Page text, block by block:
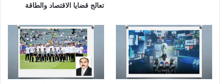
تعالج قضايا الاقتصاد والطاقة